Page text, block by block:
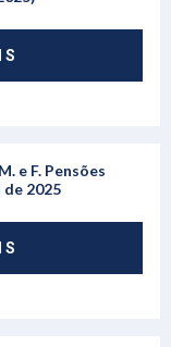
e F. Pensões
2025